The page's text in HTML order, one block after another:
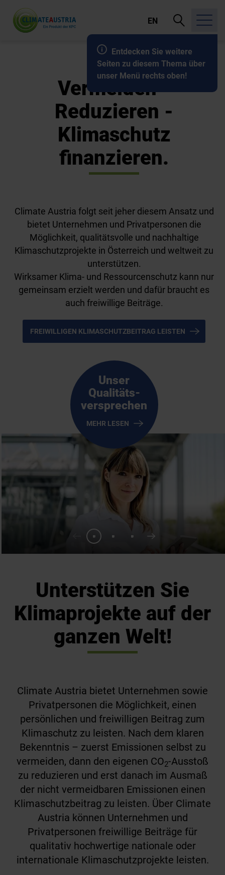
Entdecken Sie weitere
Seiten zu diesem Thema über
unser Menü rechts oben!
EN
Suche
öffnen
Vermeiden -
Reduzieren -
Klimaschutz
finanzieren.
Climate Austria folgt seit jeher diesem Ansatz und
bietet Unternehmen und Privatpersonen die
Möglichkeit, qualitätsvolle und nachhaltige
Klimaschutzprojekte in Österreich und weltweit zu
unterstützen.
Wirksamer Klima- und Ressourcenschutz kann nur
gemeinsam erzielt werden und dafür braucht es
auch freiwillige Beiträge.
FREIWILLIGEN KLIMASCHUTZBEITRAG LEISTEN
Unser
Qualitäts-
versprechen
MEHR LESEN
Unterstützen Sie
Klimaprojekte auf der
ganzen Welt!
Climate Austria bietet Unternehmen sowie
Privatpersonen die Möglichkeit, einen
persönlichen und freiwilligen Beitrag zum
Klimaschutz zu leisten. Nach dem klaren
Bekenntnis – zuerst Emissionen selbst zu
vermeiden, dann den eigenen CO2-Ausstoß
zu reduzieren und erst danach im Ausmaß
der nicht vermeidbaren Emissionen einen
Klimaschutzbeitrag zu leisten. Über Climate
Austria können Unternehmen und
Privatpersonen freiwillige Beiträge für
qualitativ hochwertige nationale oder
internationale Klimaschutzprojekte leisten.